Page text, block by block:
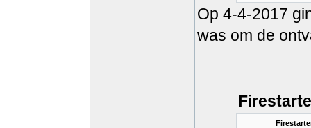
Op 4-4-2017
was om de